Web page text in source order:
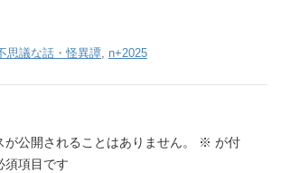
思議な話・怪異譚, n+2025
が公開されることはありません。 ※ が付
須項目です